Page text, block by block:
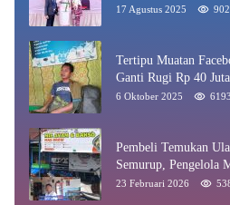
Kerinci 2025
17 Agustus 2025
Tertipu Muatan
Ganti Rugi Rp 40
6 Oktober 2025 6193
Pembeli Temukan
Semurup, Pengelola
23 Februari 2026